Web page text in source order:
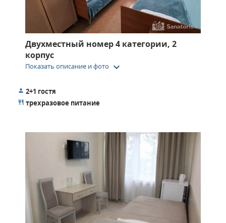
Двухместный номер 4 категории, 2
корпус
Показать описание и фото keyboard_arrow_down
2+1 гостя
трехразовое питание